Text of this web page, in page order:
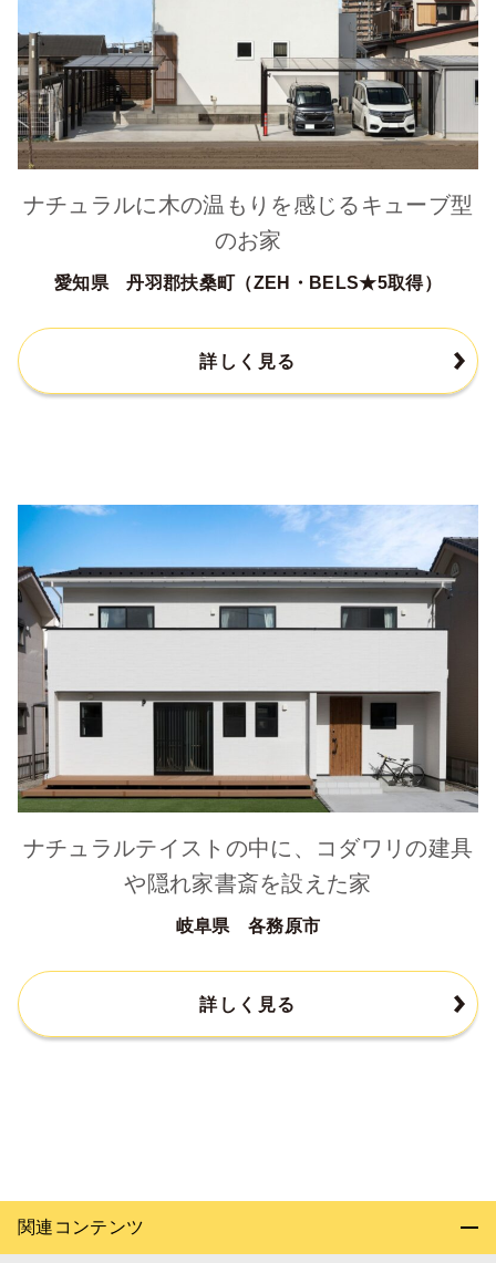
ナチュラルに木の温もりを感じるキューブ型
のお家
愛知県 丹羽郡扶桑町（ZEH・BELS★5取得）
詳しく見る
ナチュラルテイストの中に、コダワリの建具
や隠れ家書斎を設えた家
岐阜県 各務原市
詳しく見る
関連コンテンツ